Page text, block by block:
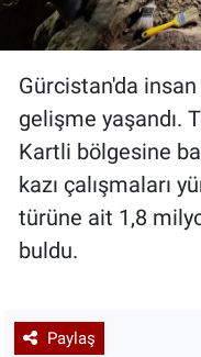
Gürcistan'da
gelişme yaşandı.
Kartli bölgesine
kazı çalışmaları
türüne ait 1,8
buldu.
Paylaş